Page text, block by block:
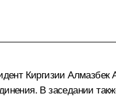
КиргизииАлмазбек
В заседании